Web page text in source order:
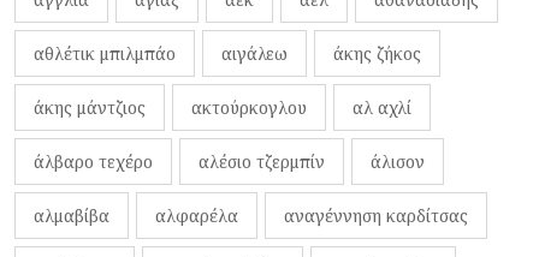
αθλέτικ μπιλμπάο αιγάλεω άκης ζήκος
άκης μάντζιος ακτούρκογλου αλ αχλί
άλβαρο τεχέρο αλέσιο τζερμπίν άλισον
αλμαβίβα αλφαρέλα αναγέννηση καρδίτσας